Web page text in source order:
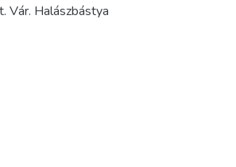
Vár. Halászbástya